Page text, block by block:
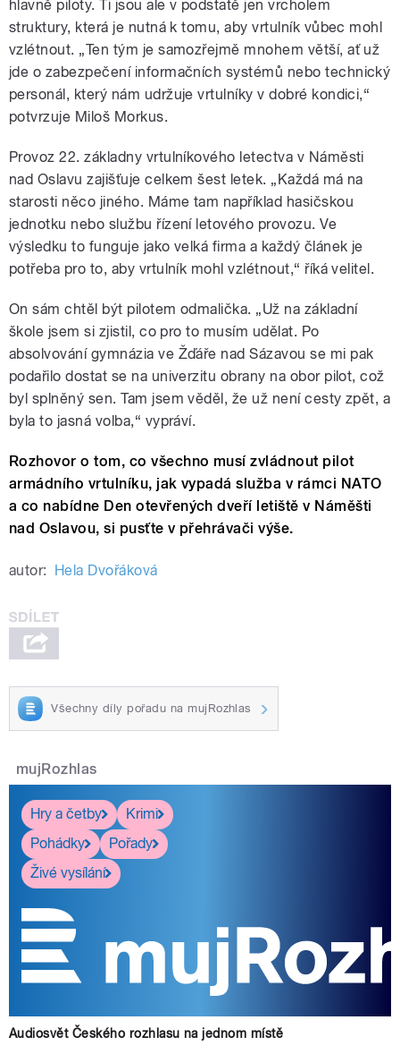
hlavně piloty. Ti jsou ale v podstatě jen vrcholem
struktury, která je nutná k tomu, aby vrtulník vůbec mohl
vzlétnout. „Ten tým je samozřejmě mnohem větší, ať už
jde o zabezpečení informačních systémů nebo technický
personál, který nám udržuje vrtulníky v dobré kondici,“
potvrzuje Miloš Morkus.
Provoz 22. základny vrtulníkového letectva v Náměsti
nad Oslavu zajišťuje celkem šest letek. „Každá má na
starosti něco jiného. Máme tam například hasičskou
jednotku nebo službu řízení letového provozu. Ve
výsledku to funguje jako velká firma a každý článek je
potřeba pro to, aby vrtulník mohl vzlétnout,“ říká velitel.
On sám chtěl být pilotem odmalička. „Už na základní
škole jsem si zjistil, co pro to musím udělat. Po
absolvování gymnázia ve Žďáře nad Sázavou se mi pak
podařilo dostat se na univerzitu obrany na obor pilot, což
byl splněný sen. Tam jsem věděl, že už není cesty zpět, a
byla to jasná volba,“ vypráví.
Rozhovor o tom, co všechno musí zvládnout pilot
armádního vrtulníku, jak vypadá služba v rámci NATO
a co nabídne Den otevřených dveří letiště v Náměšti
nad Oslavou, si pusťte v přehrávači výše.
autor: Hela Dvořáková
Všechny díly pořadu na mujRozhlas
mujRozhlas
Hry a četby
Krimi
Pohádky
Pořady
Živé vysílání
Audiosvět Českého rozhlasu na jednom místě